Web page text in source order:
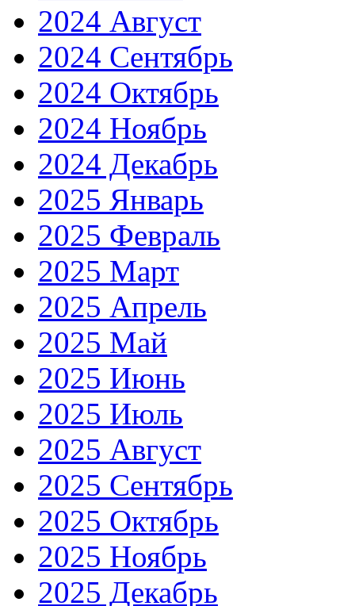
2024 Август
2024 Сентябрь
2024 Октябрь
2024 Ноябрь
2024 Декабрь
2025 Январь
2025 Февраль
2025 Март
2025 Апрель
2025 Май
2025 Июнь
2025 Июль
2025 Август
2025 Сентябрь
2025 Октябрь
2025 Ноябрь
2025 Декабрь